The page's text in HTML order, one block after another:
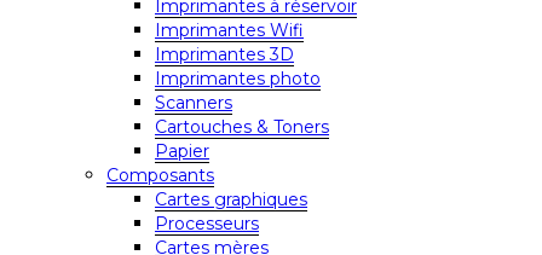
Imprimantes à réservoir
Imprimantes Wifi
Imprimantes 3D
Imprimantes photo
Scanners
Cartouches & Toners
Papier
Composants
Cartes graphiques
Processeurs
Cartes mères